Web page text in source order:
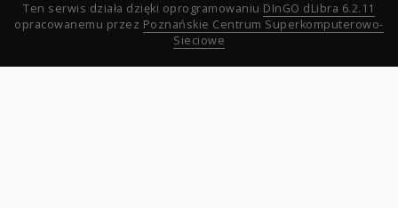
Ten serwis działa dzięki oprogramowaniu DInGO dLibra 6.2.11
opracowanemu przez Poznańskie Centrum Superkomputerowo-
Sieciowe